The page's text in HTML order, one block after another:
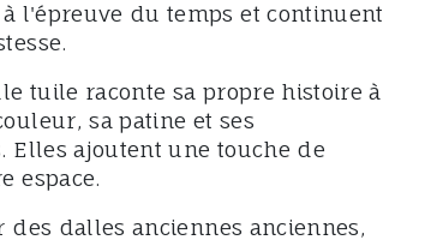
l'épreuve du temps et continuent
tuile raconte sa propre histoire à
sa patine et ses
Elles ajoutent une touche de
espace.
des dalles anciennes anciennes,